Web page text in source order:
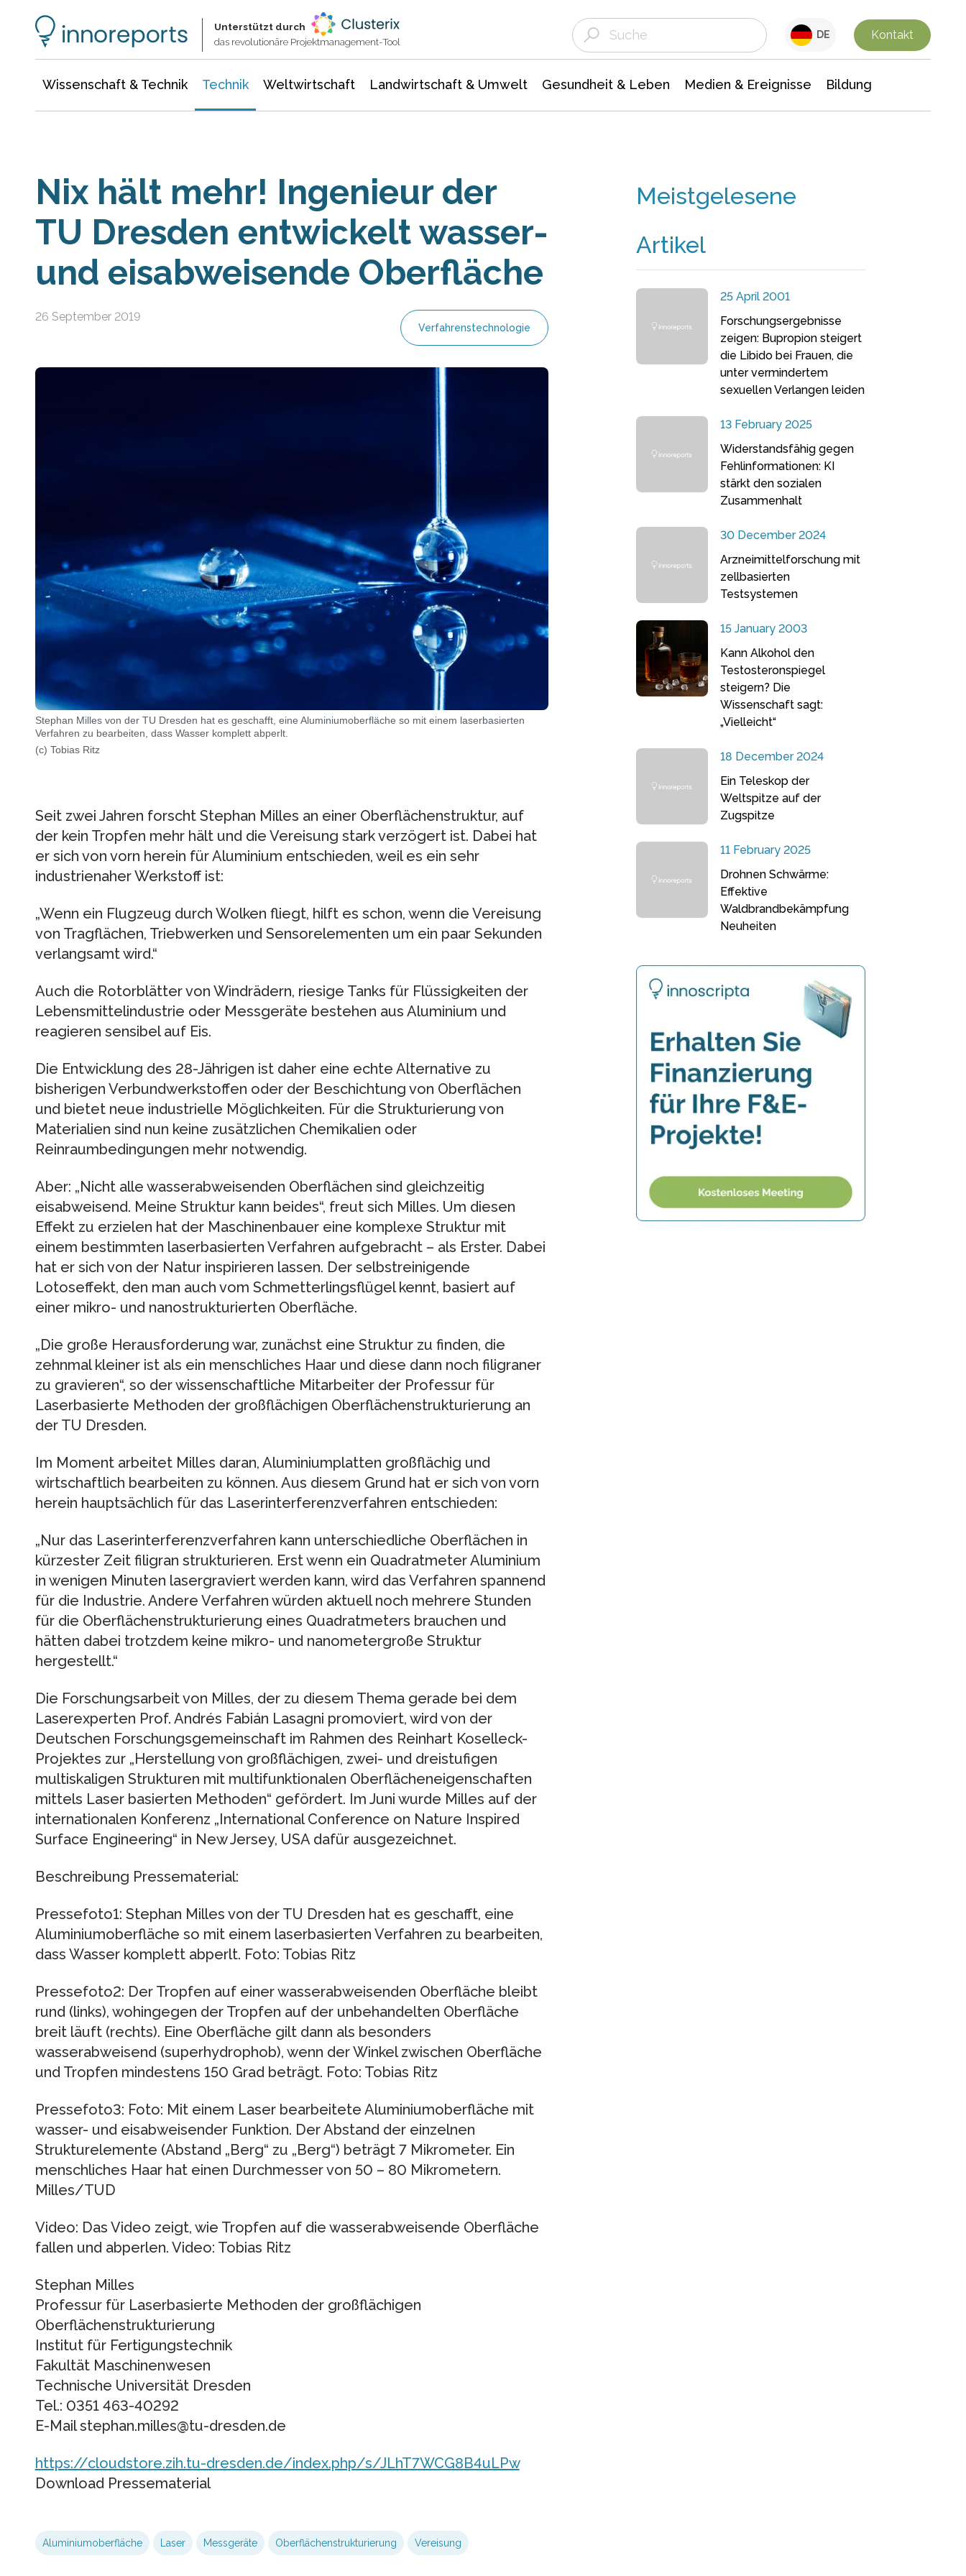
Unterstützt durch
das revolutionäre Projektmanagement-Tool
DE Kontakt
Wissenschaft & Technik Technik Weltwirtschaft Landwirtschaft & Umwelt Gesundheit & Leben Medien & Ereignisse Bildung
Nix hält mehr! Ingenieur der
TU Dresden entwickelt wasser-
und eisabweisende Oberfläche
26 September 2019
Verfahrenstechnologie
Stephan Milles von der TU Dresden hat es geschafft, eine Aluminiumoberfläche so mit einem laserbasierten
Verfahren zu bearbeiten, dass Wasser komplett abperlt.
(c) Tobias Ritz
Seit zwei Jahren forscht Stephan Milles an einer Oberflächenstruktur, auf
der kein Tropfen mehr hält und die Vereisung stark verzögert ist. Dabei hat
er sich von vorn herein für Aluminium entschieden, weil es ein sehr
industrienaher Werkstoff ist:
„Wenn ein Flugzeug durch Wolken fliegt, hilft es schon, wenn die Vereisung
von Tragflächen, Triebwerken und Sensorelementen um ein paar Sekunden
verlangsamt wird.“
Auch die Rotorblätter von Windrädern, riesige Tanks für Flüssigkeiten der
Lebensmittelindustrie oder Messgeräte bestehen aus Aluminium und
reagieren sensibel auf Eis.
Die Entwicklung des 28-Jährigen ist daher eine echte Alternative zu
bisherigen Verbundwerkstoffen oder der Beschichtung von Oberflächen
und bietet neue industrielle Möglichkeiten. Für die Strukturierung von
Materialien sind nun keine zusätzlichen Chemikalien oder
Reinraumbedingungen mehr notwendig.
Aber: „Nicht alle wasserabweisenden Oberflächen sind gleichzeitig
eisabweisend. Meine Struktur kann beides“, freut sich Milles. Um diesen
Effekt zu erzielen hat der Maschinenbauer eine komplexe Struktur mit
einem bestimmten laserbasierten Verfahren aufgebracht – als Erster. Dabei
hat er sich von der Natur inspirieren lassen. Der selbstreinigende
Lotoseffekt, den man auch vom Schmetterlingsflügel kennt, basiert auf
einer mikro- und nanostrukturierten Oberfläche.
„Die große Herausforderung war, zunächst eine Struktur zu finden, die
zehnmal kleiner ist als ein menschliches Haar und diese dann noch filigraner
zu gravieren“, so der wissenschaftliche Mitarbeiter der Professur für
Laserbasierte Methoden der großflächigen Oberflächenstrukturierung an
der TU Dresden.
Im Moment arbeitet Milles daran, Aluminiumplatten großflächig und
wirtschaftlich bearbeiten zu können. Aus diesem Grund hat er sich von vorn
herein hauptsächlich für das Laserinterferenzverfahren entschieden:
„Nur das Laserinterferenzverfahren kann unterschiedliche Oberflächen in
kürzester Zeit filigran strukturieren. Erst wenn ein Quadratmeter Aluminium
in wenigen Minuten lasergraviert werden kann, wird das Verfahren spannend
für die Industrie. Andere Verfahren würden aktuell noch mehrere Stunden
für die Oberflächenstrukturierung eines Quadratmeters brauchen und
hätten dabei trotzdem keine mikro- und nanometergroße Struktur
hergestellt.“
Die Forschungsarbeit von Milles, der zu diesem Thema gerade bei dem
Laserexperten Prof. Andrés Fabián Lasagni promoviert, wird von der
Deutschen Forschungsgemeinschaft im Rahmen des Reinhart Koselleck-
Projektes zur „Herstellung von großflächigen, zwei- und dreistufigen
multiskaligen Strukturen mit multifunktionalen Oberflächeneigenschaften
mittels Laser basierten Methoden“ gefördert. Im Juni wurde Milles auf der
internationalen Konferenz „International Conference on Nature Inspired
Surface Engineering“ in New Jersey, USA dafür ausgezeichnet.
Beschreibung Pressematerial:
Pressefoto1: Stephan Milles von der TU Dresden hat es geschafft, eine
Aluminiumoberfläche so mit einem laserbasierten Verfahren zu bearbeiten,
dass Wasser komplett abperlt. Foto: Tobias Ritz
Pressefoto2: Der Tropfen auf einer wasserabweisenden Oberfläche bleibt
rund (links), wohingegen der Tropfen auf der unbehandelten Oberfläche
breit läuft (rechts). Eine Oberfläche gilt dann als besonders
wasserabweisend (superhydrophob), wenn der Winkel zwischen Oberfläche
und Tropfen mindestens 150 Grad beträgt. Foto: Tobias Ritz
Pressefoto3: Foto: Mit einem Laser bearbeitete Aluminiumoberfläche mit
wasser- und eisabweisender Funktion. Der Abstand der einzelnen
Strukturelemente (Abstand „Berg“ zu „Berg“) beträgt 7 Mikrometer. Ein
menschliches Haar hat einen Durchmesser von 50 – 80 Mikrometern.
Milles/TUD
Video: Das Video zeigt, wie Tropfen auf die wasserabweisende Oberfläche
fallen und abperlen. Video: Tobias Ritz
Stephan Milles
Professur für Laserbasierte Methoden der großflächigen
Oberflächenstrukturierung
Institut für Fertigungstechnik
Fakultät Maschinenwesen
Technische Universität Dresden
Tel.: 0351 463-40292
E-Mail stephan.milles@tu-dresden.de
https://cloudstore.zih.tu-dresden.de/index.php/s/JLhT7WCG8B4uLPw
Download Pressematerial
Aluminiumoberfläche Laser Messgeräte Oberflächenstrukturierung Vereisung
Meistgelesene
Artikel
25 April 2001
Forschungsergebnisse
zeigen: Bupropion steigert
die Libido bei Frauen, die
unter vermindertem
sexuellen Verlangen leiden
13 February 2025
Widerstandsfähig gegen
Fehlinformationen: KI
stärkt den sozialen
Zusammenhalt
30 December 2024
Arzneimittelforschung mit
zellbasierten
Testsystemen
15 January 2003
Kann Alkohol den
Testosteronspiegel
steigern? Die
Wissenschaft sagt:
„Vielleicht“
18 December 2024
Ein Teleskop der
Weltspitze auf der
Zugspitze
11 February 2025
Drohnen Schwärme:
Effektive
Waldbrandbekämpfung
Neuheiten